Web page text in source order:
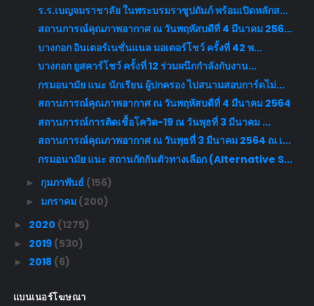
ร.ร.เบญจมราชาลัย ในพระบรมราชูปถัมภ์ พร้อมเปิดหลักส...
สถานการณ์คุณภาพอากาศ ณ วันพฤหัสบดีที่ 4 มีนาคม 256...
บางกอก อินเตอร์เนชั่นแนล มอเตอร์โชว์ ครั้งที่ 42 พ...
บางกอก ยูสคาร์โชว์ ครั้งที่ 12 ร่วมผนึกกำลังกับงาน...
กรมอนามัย แนะ นักเรียน ผู้ปกครอง ไปสนามสอบการ์ดไม่...
สถานการณ์คุณภาพอากาศ ณ วันพฤหัสบดีที่ 4 มีนาคม 2564
สถานการณ์การติดเชื้อโควิด-19 ณ วันพุธที่ 3 มีนาคม ...
สถานการณ์คุณภาพอากาศ ณ วันพุธที่ 3 มีนาคม 2564 ณ เ...
กรมอนามัย แนะ สถานกักกันตัวทางเลือก (Alternative S...
► กุมภาพันธ์ (156)
► มกราคม (200)
► 2020 (1275)
► 2019 (530)
► 2018 (6)
แบนเนอร์โฆษณา